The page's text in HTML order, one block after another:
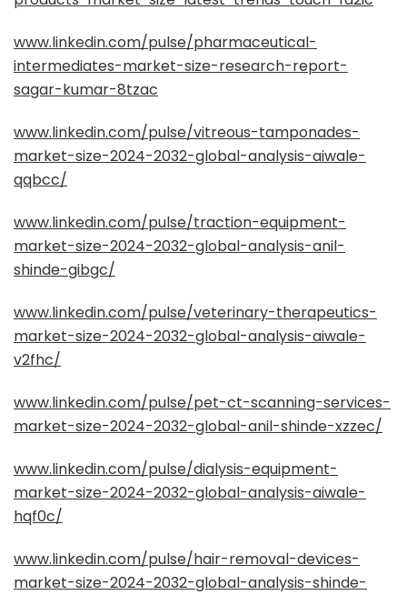
www.linkedin.com/pulse/pharmaceutical-
intermediates-market-size-research-report-
sagar-kumar-8tzac
www.linkedin.com/pulse/vitreous-tamponades-
market-size-2024-2032-global-analysis-aiwale-
qqbcc/
www.linkedin.com/pulse/traction-equipment-
market-size-2024-2032-global-analysis-anil-
shinde-gibgc/
www.linkedin.com/pulse/veterinary-therapeutics-
market-size-2024-2032-global-analysis-aiwale-
v2fhc/
www.linkedin.com/pulse/pet-ct-scanning-services-
market-size-2024-2032-global-anil-shinde-xzzec/
www.linkedin.com/pulse/dialysis-equipment-
market-size-2024-2032-global-analysis-aiwale-
hqf0c/
www.linkedin.com/pulse/hair-removal-devices-
market-size-2024-2032-global-analysis-shinde-